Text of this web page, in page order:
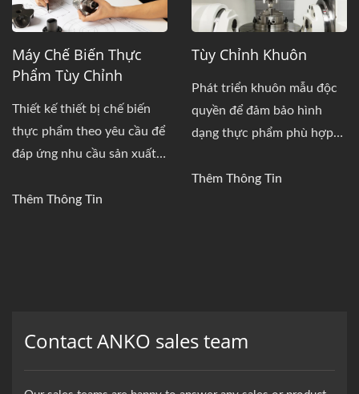
Máy Chế Biến Thực
Phẩm Tùy Chỉnh
Thiết kế thiết bị chế biến
thực phẩm theo yêu cầu để
đáp ứng nhu cầu sản xuất
khác nhau.
Thêm Thông Tin
Tùy Chỉnh Khuôn
Phát triển khuôn mẫu độc
quyền để đảm bảo hình
dạng thực phẩm phù hợp
bạn.
Thêm Thông Tin